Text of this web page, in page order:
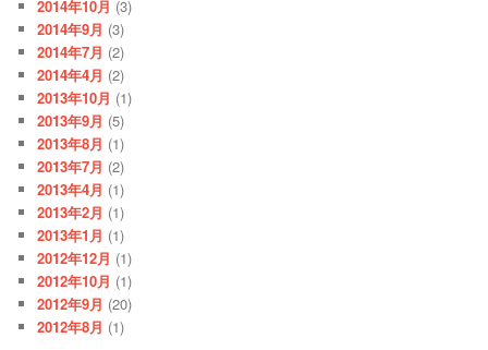
2014年10月 (3)
2014年9月 (3)
2014年7月 (2)
2014年4月 (2)
2013年10月 (1)
2013年9月 (5)
2013年8月 (1)
2013年7月 (2)
2013年4月 (1)
2013年2月 (1)
2013年1月 (1)
2012年12月 (1)
2012年10月 (1)
2012年9月 (20)
2012年8月 (1)